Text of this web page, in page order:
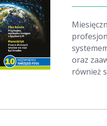
oraz
również